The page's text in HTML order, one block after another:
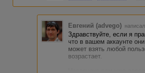
Евгений (advego)
Здравствуйте, если я
что в вашем аккаунте
может взять любой
возрастает.